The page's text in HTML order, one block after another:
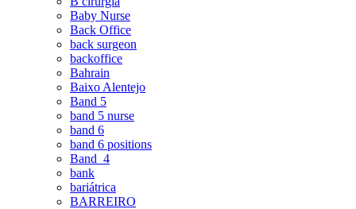
Baby Nurse
Back Office
back surgeon
backoffice
Bahrain
Baixo Alentejo
Band 5
band 5 nurse
band 6
band 6 positions
Band_4
bank
bariátrica
BARREIRO